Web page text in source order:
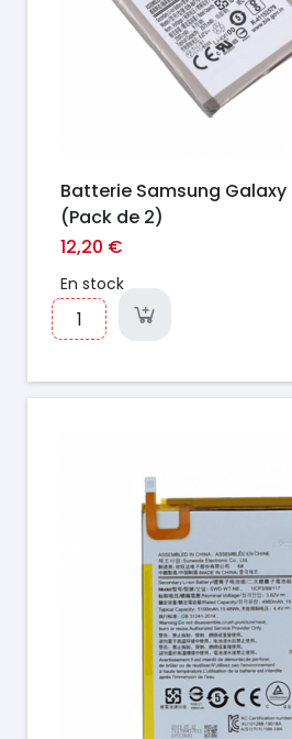
Batterie Samsung Galaxy
(Pack de 2)
12,20 €
En stock